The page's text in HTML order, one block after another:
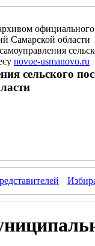
Самарской области
novoe-usmanovo.ru
сельского